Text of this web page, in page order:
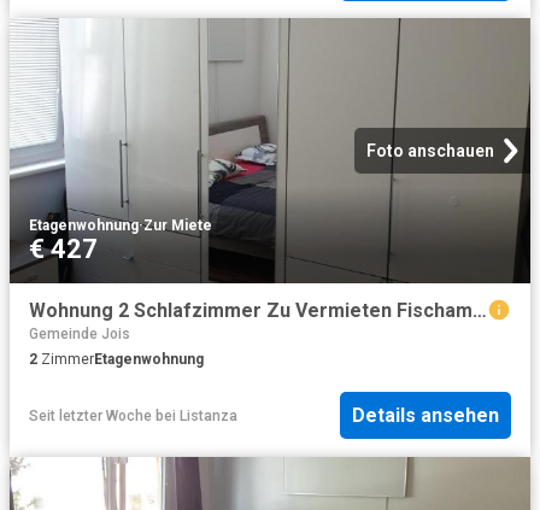
Foto anschauen
Etagenwohnung·Zur Miete
€ 427
Wohnung 2 Schlafzimmer Zu Vermieten Fischamend AUT 427 ES104600668
Gemeinde Jois
2 ZimmerEtagenwohnung
Seit letzter Woche bei Listanza Details ansehen